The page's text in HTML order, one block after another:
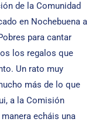
de la Comunidad
en Nochebuena a
para cantar
los regalos que
Un rato muy
más de lo que
a la Comisión
echáis una